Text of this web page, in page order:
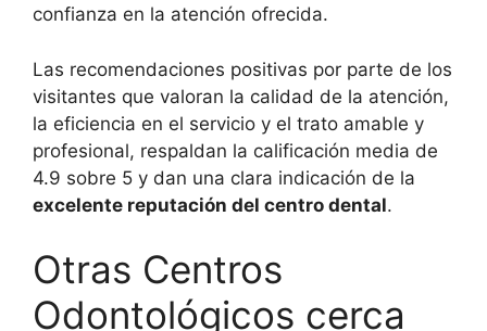
confianza en la atención ofrecida.
Las recomendaciones positivas por parte de los
visitantes que valoran la calidad de la atención,
la eficiencia en el servicio y el trato amable y
profesional, respaldan la calificación media de
4.9 sobre 5 y dan una clara indicación de la
excelente reputación del centro dental.
Otras Centros
Odontológicos cerca